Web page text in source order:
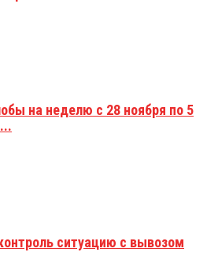
на неделю с 28 ноября по 5
ситуацию с вывозом